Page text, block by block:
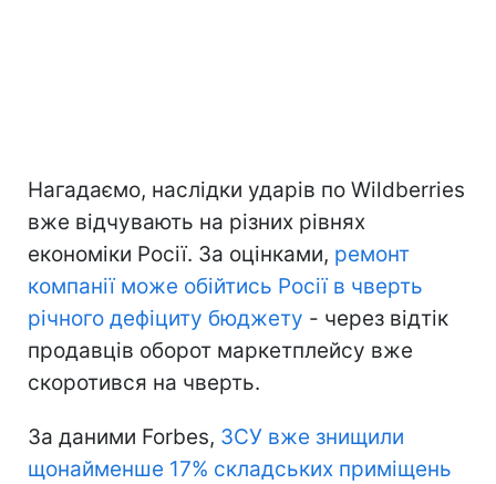
Нагадаємо, наслідки ударів по Wildberries
вже відчувають на різних рівнях
економіки Росії. За оцінками, ремонт
компанії може обійтись Росії в чверть
річного дефіциту бюджету - через відтік
продавців оборот маркетплейсу вже
скоротився на чверть.
За даними Forbes, ЗСУ вже знищили
щонайменше 17% складських приміщень